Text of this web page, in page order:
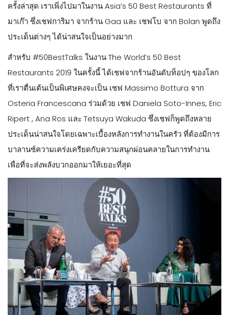
ครั้งล่าสุด เราเพิ่งไปมาในงาน Asia’s 50 Best Restaurants ที่
มาเก๊า ซึ่งเชฟการิมา จากร้าน Gaa และ เชฟโบ จาก Bolan พูดถึง
ประเด็นต่างๆ ได้น่าสนใจเป็นอย่างมาก
สำหรับ #50BestTalks ในงาน The World’s 50 Best
Restaurants 2019 ในครั้งนี้ ได้เชฟจากร้านอันดับท็อปๆ ของโลก
ที่เราตื่นเต้นเป็นพิเศษคงจะเป็น เชฟ Massimo Bottura จาก
Osteria Francescana ร่วมด้วย เชฟ Daniela Soto-Innes, Eric
Ripert , Ana Ros และ Tetsuya Wakuda ซึ่งเชฟก็พูดถึงหลาย
ประเด็นน่าสนใจโดยเฉพาะเบื้องหลังการทำงานในครัว ที่ต้องมีการ
บาลานซ์ความเคร่งเครียดกับความสนุกผ่อนคลายในการทำงาน
เพื่อที่จะส่งพลังบวกออกมาให้เยอะที่สุด